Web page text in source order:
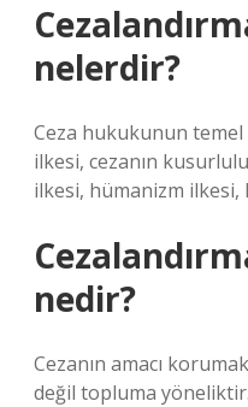
nelerdir?
Ceza hukukunun
ilkesi, cezanın
ilkesi, hümanizm
nedir?
Cezanın amacı
değil topluma yöneliktir.